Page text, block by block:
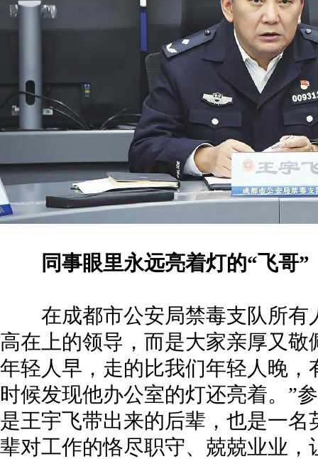
同事眼里永远亮着灯的“飞哥”
在成都市公安局禁毒支队所有
高在上的领导，而是大家亲厚又敬
年轻人早，走的比我们年轻人晚
时候发现他办公室的灯还亮着。”
是王宇飞带出来的后辈，也是一
辈对工作的恪尽职守、兢兢业业，